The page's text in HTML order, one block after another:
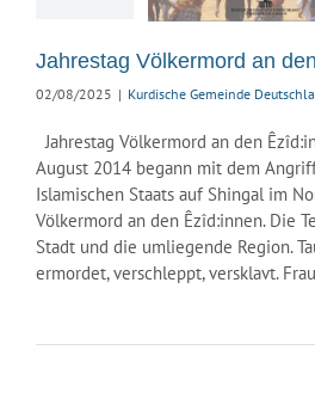
Jahrestag Völkermord an
02/08/2025 | Kurdische Gemeinde
Jahrestag Völkermord an den
August 2014 begann mit dem
Islamischen Staats auf Shingal im
Völkermord an den Êzîd:innen. Die
Stadt und die umliegende Region.
ermordet, verschleppt, versklavt.